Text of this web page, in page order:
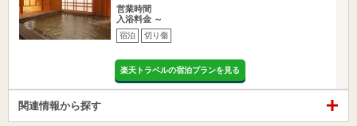
営業時間
入浴料金 ～
宿泊 切り傷
楽天トラベルの宿泊プランを見る
関連情報から探す